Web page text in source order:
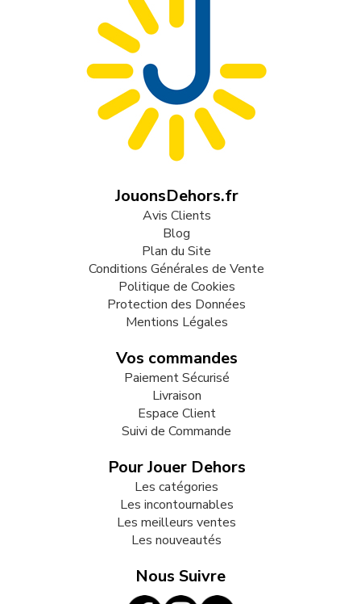
JouonsDehors.fr
Avis Clients
Blog
Plan du Site
Conditions Générales de Vente
Politique de Cookies
Protection des Données
Mentions Légales
Vos commandes
Paiement Sécurisé
Livraison
Espace Client
Suivi de Commande
Pour Jouer Dehors
Les catégories
Les incontournables
Les meilleurs ventes
Les nouveautés
Nous Suivre